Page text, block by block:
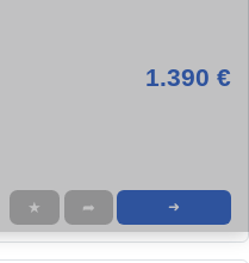
1.390 €
★ ➦ ➜